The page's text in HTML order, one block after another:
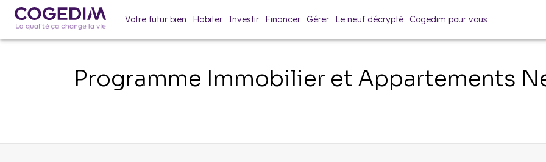
Votre futur bien Habiter Investir Financer Gérer Le neuf décrypté Cogedim pour vous
Programme Immobilier et Appartements